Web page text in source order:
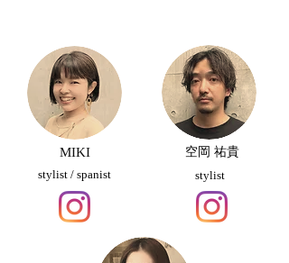
MIKI
stylist / spanist
​空岡 祐貴
stylist